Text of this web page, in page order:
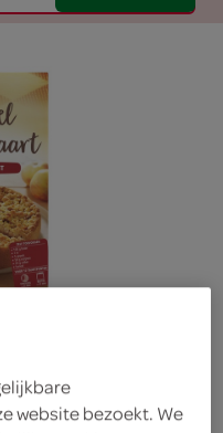
website bezoekt. We